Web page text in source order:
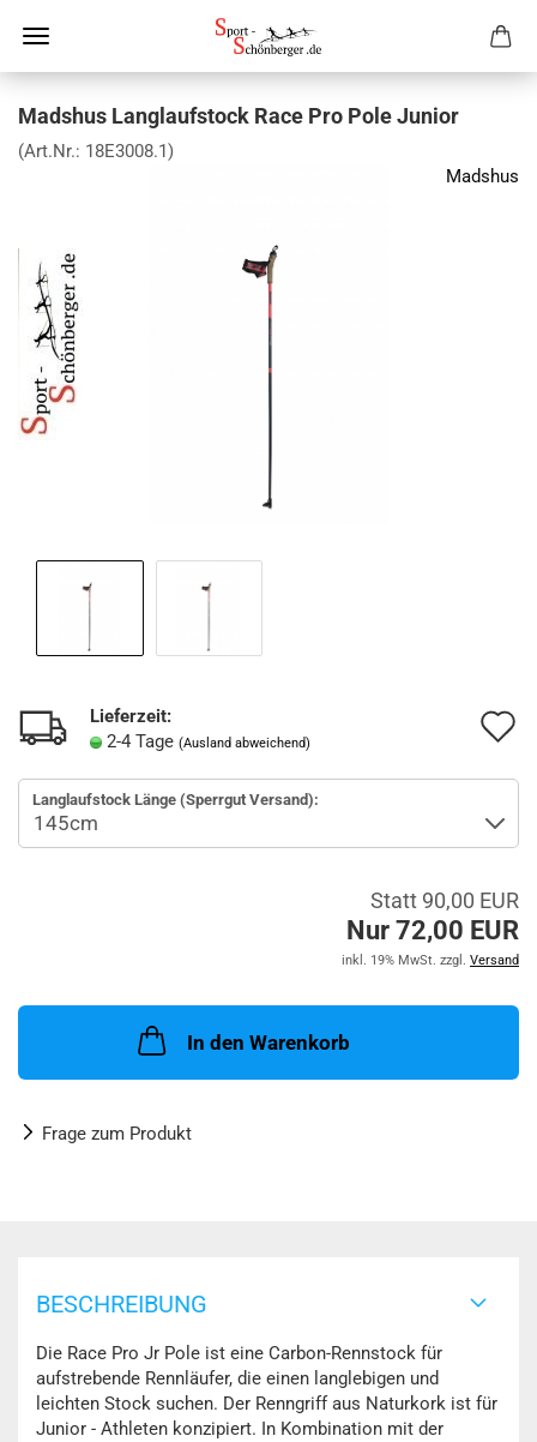
Madshus Langlaufstock Race Pro Pole Junior
(Art.Nr.: 18E3008.1)
Madshus
Lieferzeit:
2-4 Tage (Ausland abweichend)
Langlaufstock Länge (Sperrgut Versand):
Statt 90,00 EUR
Nur 72,00 EUR
inkl. 19% MwSt. zzgl. Versand
In den Warenkorb
Frage zum Produkt
BESCHREIBUNG
Die Race Pro Jr Pole ist eine Carbon-Rennstock für
aufstrebende Rennläufer, die einen langlebigen und
leichten Stock suchen. Der Renngriff aus Naturkork ist für
Junior - Athleten konzipiert. In Kombination mit der